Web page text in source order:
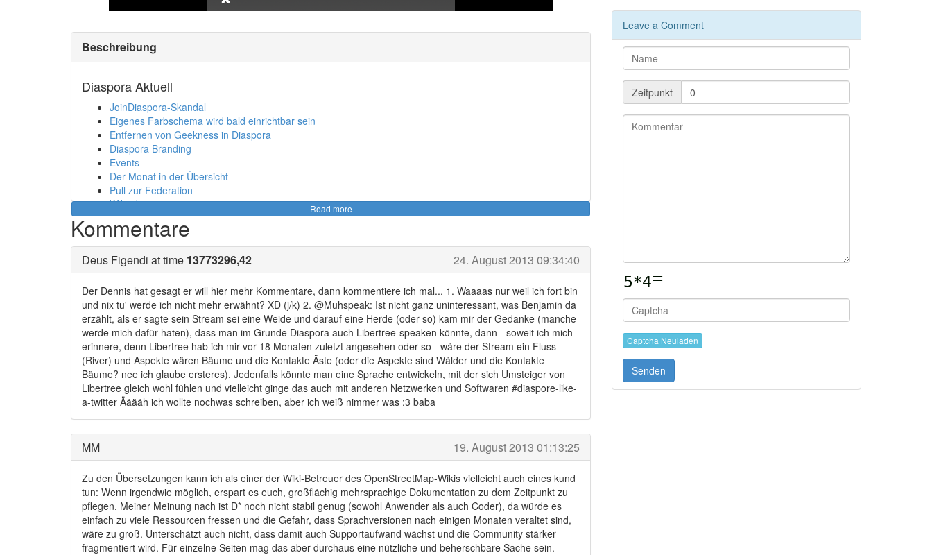
Beschreibung
Diaspora Aktuell
JoinDiaspora-Skandal
Eigenes Farbschema wird bald einrichtbar sein
Entfernen von Geekness in Diaspora
Diaspora Branding
Events
Der Monat in der Übersicht
Pull zur Federation
Wiki übersetzen
SPV mit Header
Security Response Team
Kontakte werden nicht sofort öffentlich angezeigt bei Erstellung eines neuen Aspekts
Diaspora Federation Gem fast fertig
Blick aus dem Fenster
RedMatrixWebsite
SSL-Verschlüsselung ist auch Verschlüsselung
MailPile als sicherer Mailclient
Twitter filtert die Timeline
Twitter Transparenz Report
Bitcoin ist eine reguläre Währung
Tor Browser Sicherheitslücke in Firefox 17
Google Fiber verbietet das Betreiben von eigenen Servern
500 Milliionen Verbindungsdaten im Monat: BND betreibt VDS
Neues aus der Community
Pusteblume als neue Android App
Ravenbird: Nur noch Videos mit https:// einbinden
Faldrian: Wir brauchen wieder einen Unfollow-Button
Pixelfish: Ist Diaspora ein bedeutungsvoller Ort?
Muhspeak
Read more
Kommentare
Deus Figendi at time 13773296,42 24. August 2013 09:34:40
Der Dennis hat gesagt er will hier mehr Kommentare, dann kommentiere ich mal... 1. Waaaas nur weil ich fort bin
und nix tu' werde ich nicht mehr erwähnt? XD (j/k) 2. @Muhspeak: Ist nicht ganz uninteressant, was Benjamin da
erzählt, als er sagte sein Stream sei eine Weide und darauf eine Herde (oder so) kam mir der Gedanke (manche
werde mich dafür haten), dass man im Grunde Diaspora auch Libertree-speaken könnte, dann - soweit ich mich
erinnere, denn Libertree hab ich mir vor 18 Monaten zuletzt angesehen oder so - wäre der Stream ein Fluss
(River) und Aspekte wären Bäume und die Kontakte Äste (oder die Aspekte sind Wälder und die Kontakte
Bäume? nee ich glaube ersteres). Jedenfalls könnte man eine Sprache entwickeln, mit der sich Umsteiger von
Libertree gleich wohl fühlen und vielleicht ginge das auch mit anderen Netzwerken und Softwaren #diaspore-like-
a-twitter Ääääh ich wollte nochwas schreiben, aber ich weiß nimmer was :3 baba
MM 19. August 2013 01:13:25
Zu den Übersetzungen kann ich als einer der Wiki-Betreuer des OpenStreetMap-Wikis vielleicht auch eines kund
tun: Wenn irgendwie möglich, erspart es euch, großflächig mehrsprachige Dokumentation zu dem Zeitpunkt zu
pflegen. Meiner Meinung nach ist D* noch nicht stabil genug (sowohl Anwender als auch Coder), da würde es
einfach zu viele Ressourcen fressen und die Gefahr, dass Sprachversionen nach einigen Monaten veraltet sind,
wäre zu groß. Unterschätzt auch nicht, dass damit auch Supportaufwand wächst und die Community stärker
fragmentiert wird. Für einzelne Seiten mag das aber durchaus eine nützliche und beherschbare Sache sein.
Leave a Comment
Zeitpunkt
Captcha Neuladen